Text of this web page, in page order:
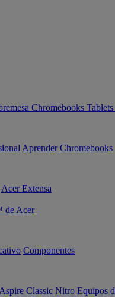
Chromebooks Tablets
Aprender Chromebooks
Acer Extensa
de Acer
Componentes
Classic Nitro Equipos